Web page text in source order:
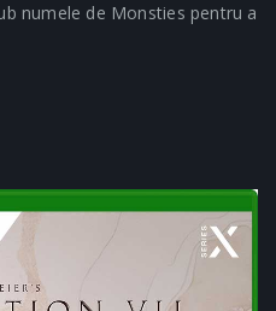
numele de Monsties pentru a